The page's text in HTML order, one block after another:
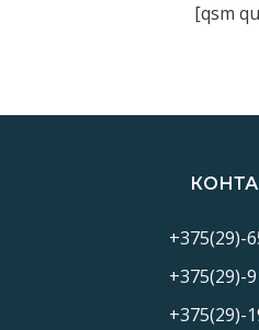
[qsm
+375(29)-
+375(29)-
+375(29)-